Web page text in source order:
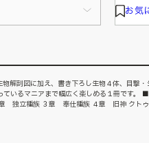
お気
解剖図に加え、書き下ろし生物４体、目撃
いるマニアまで幅広く楽しめる１冊です。
章 独立種族 ３章 奉仕種族 ４章 旧神 クト